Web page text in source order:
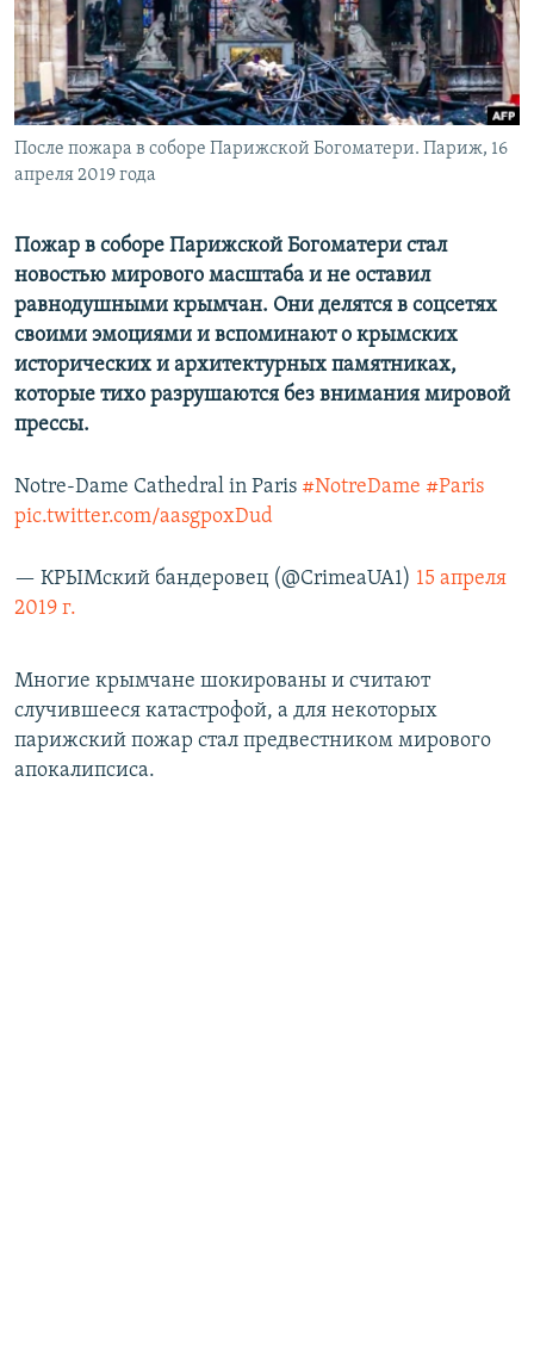
ПОБЕДИТЕЛЕЙ НЕ СУДЯТ?
КРЫМ.НЕПОКОРЕННЫЙ
ELIFBE
УКРАИНСКАЯ ПРОБЛЕМА КРЫМА
ПРИСОЕДИНЯЙТЕСЬ!
Все сайты RFE/RL
После пожара в соборе Парижской Богоматери. Париж, 16
апреля 2019 года
Пожар в соборе Парижской Богоматери стал
новостью мирового масштаба и не оставил
равнодушными крымчан. Они делятся в соцсетях
своими эмоциями и вспоминают о крымских
исторических и архитектурных памятниках,
которые тихо разрушаются без внимания мировой
прессы.
Notre-Dame Cathedral in Paris #NotreDame #Paris
pic.twitter.com/aasgpoxDud
— КРЫМский бандеровец (@CrimeaUA1) 15 апреля
2019 г.
Многие крымчане шокированы и считают
случившееся катастрофой, а для некоторых
парижский пожар стал предвестником мирового
апокалипсиса.